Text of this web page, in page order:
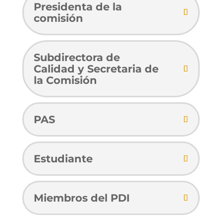
Presidenta de la
comisión
Subdirectora de
Calidad y Secretaria de
la Comisión
PAS
Estudiante
Miembros del PDI